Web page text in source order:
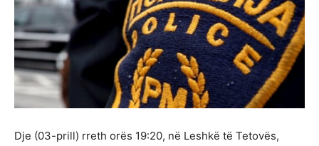
Dje (03-prill) rreth orës 19:20, në Leshkë të Tetovës,